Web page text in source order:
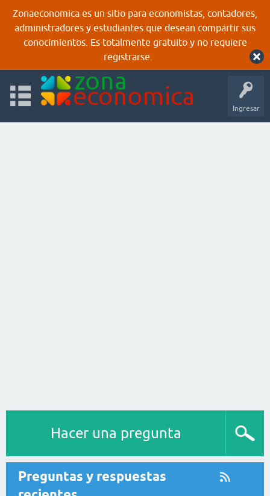
Zonaeconomica es un sitio para economistas, contadores,
administradores y estudiantes que desean compartir sus
conocimientos. Es totalmente gratuito y no requiere
registrarse.
Ingresar
Hacer una pregunta
Preguntas y respuestas